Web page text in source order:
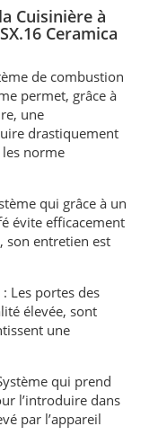
Cuisinière à
Ceramica
de combustion
permet, grâce à
une
drastiquement
norme
qui grâce à un
évite efficacement
son entretien est
: Les portes des
élevée, sont
une
qui prend
l’introduire dans
par l’appareil